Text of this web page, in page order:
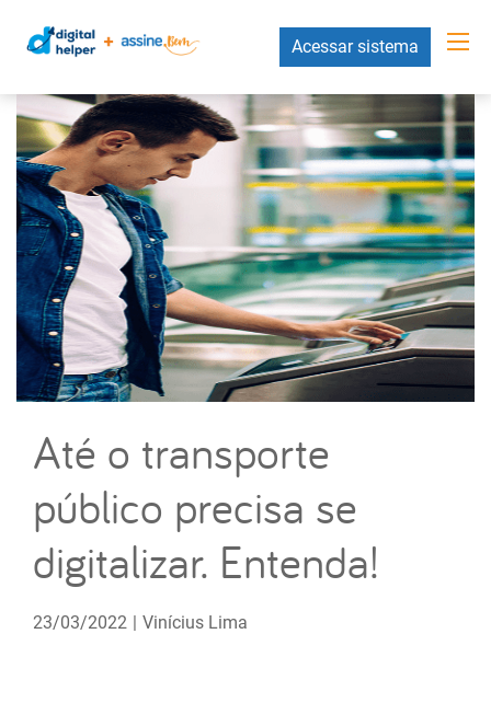
Acessar sistema
Até o transporte
público precisa se
digitalizar. Entenda!
23/03/2022 | Vinícius Lima